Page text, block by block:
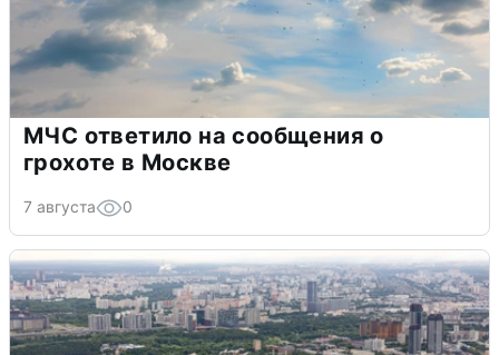
МЧС ответило на сообщения о
грохоте в Москве
7 августа 0